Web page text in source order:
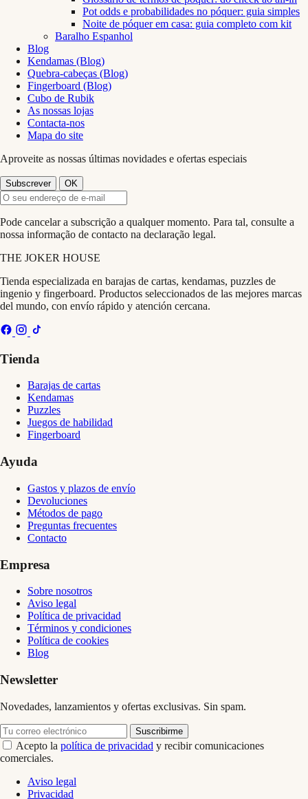
Pot odds e probabilidades no póquer: guia simples
Noite de póquer em casa: guia completo com kit
Baralho Espanhol
Blog
Kendamas (Blog)
Quebra-cabeças (Blog)
Fingerboard (Blog)
Cubo de Rubik
As nossas lojas
Contacta-nos
Mapa do site
Aproveite as nossas últimas novidades e ofertas especiais
Pode cancelar a subscrição a qualquer momento. Para tal, consulte a
nossa informação de contacto na declaração legal.
THE JOKER HOUSE
Tienda especializada en barajas de cartas, kendamas, puzzles de
ingenio y fingerboard. Productos seleccionados de las mejores marcas
del mundo, con envío rápido y atención cercana.
Tienda
Barajas de cartas
Kendamas
Puzzles
Juegos de habilidad
Fingerboard
Ayuda
Gastos y plazos de envío
Devoluciones
Métodos de pago
Preguntas frecuentes
Contacto
Empresa
Sobre nosotros
Aviso legal
Política de privacidad
Términos y condiciones
Política de cookies
Blog
Newsletter
Novedades, lanzamientos y ofertas exclusivas. Sin spam.
Suscribirme
Acepto la política de privacidad y recibir comunicaciones
comerciales.
Aviso legal
Privacidad